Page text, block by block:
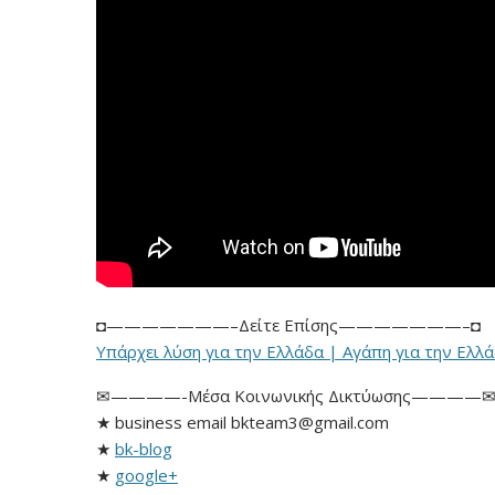
◘———————–Δείτε Επίσης———————–◘
Υπάρχει λύση για την Ελλάδα | Αγάπη για την
✉————-Μέσα Κοινωνικής Δικτύωσης————✉
★ business email bkteam3@gmail.com
★ bk-blog
★ google+